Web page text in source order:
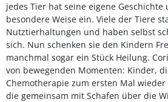
jedes Tier hat seine eigene
besondere Weise ein. Viele der Tiere
Nutztierhaltungen und haben selbst
sich. Nun schenken sie den Kindern
manchmal sogar ein Stück Heilung.
von bewegenden Momenten: Kinder,
Chemotherapie zum ersten Mal wieder
die gemeinsam mit Schafen über die